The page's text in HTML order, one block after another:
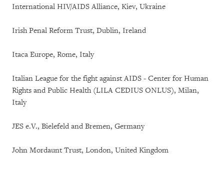
International HIV/AIDS Alliance, Kiev, Ukraine
Irish Penal Reform Trust, Dublin, Ireland
Itaca Europe, Rome, Italy
Italian League for the fight against AIDS - Center for Human
Rights and Public Health (LILA CEDIUS ONLUS), Milan,
Italy
JES e.V., Bielefeld and Bremen, Germany
John Mordaunt Trust, London, United Kingdom